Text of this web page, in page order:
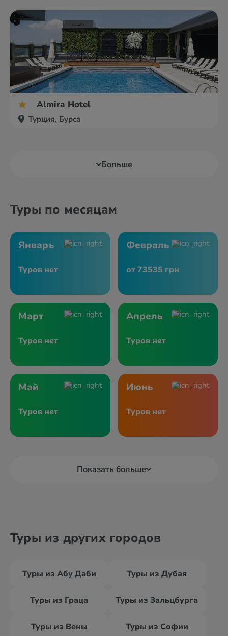
Almira Hotel
Турция, Бурса
Больше
Туры по месяцам
Январь
Туров нет
Февраль
от 73535 грн
Март
Туров нет
Апрель
Туров нет
Май
Туров нет
Июнь
Туров нет
Показать больше
Туры из других городов
Туры из Абу Даби Туры из Дубая
Туры из Граца Туры из Зальцбурга
Туры из Вены Туры из Софии